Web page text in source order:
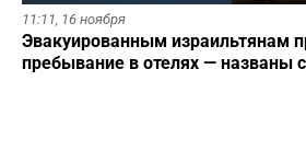
11:11, 16 ноября
Эвакуированным израильтянам
пребывание в отелях — названы